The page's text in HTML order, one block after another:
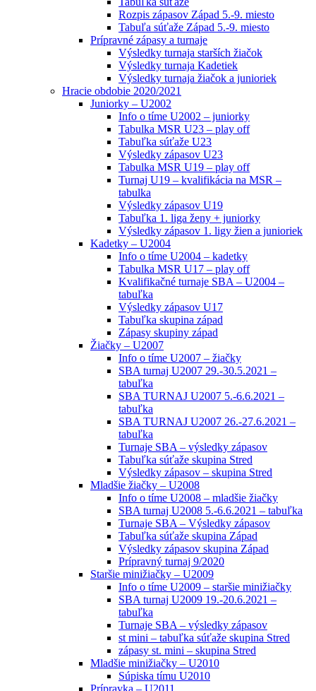
Rozpis zápasov Západ 5.-9. miesto
Tabuľa súťaže Západ 5.-9. miesto
Prípravné zápasy a turnaje
Výsledky turnaja starších žiačok
Výsledky turnaja Kadetiek
Výsledky turnaja žiačok a junioriek
Hracie obdobie 2020/2021
Juniorky – U2002
Info o tíme U2002 – juniorky
Tabulka MSR U23 – play off
Tabuľka súťaže U23
Výsledky zápasov U23
Tabulka MSR U19 – play off
Turnaj U19 – kvalifikácia na MSR –
tabulka
Výsledky zápasov U19
Tabuľka 1. liga ženy + juniorky
Výsledky zápasov 1. ligy žien a junioriek
Kadetky – U2004
Info o tíme U2004 – kadetky
Tabulka MSR U17 – play off
Kvalifikačné turnaje SBA – U2004 –
tabuľka
Výsledky zápasov U17
Tabuľka skupina západ
Zápasy skupiny západ
Žiačky – U2007
Info o tíme U2007 – žiačky
SBA turnaj U2007 29.-30.5.2021 –
tabuľka
SBA TURNAJ U2007 5.-6.6.2021 –
tabuľka
SBA TURNAJ U2007 26.-27.6.2021 –
tabuľka
Turnaje SBA – výsledky zápasov
Tabuľka súťaže skupina Stred
Výsledky zápasov – skupina Stred
Mladšie žiačky – U2008
Info o tíme U2008 – mladšie žiačky
SBA turnaj U2008 5.-6.6.2021 – tabuľka
Turnaje SBA – Výsledky zápasov
Tabuľka súťaže skupina Západ
Výsledky zápasov skupina Západ
Prípravný turnaj 9/2020
Staršie minižiačky – U2009
Info o tíme U2009 – staršie minižiačky
SBA turnaj U2009 19.-20.6.2021 –
tabuľka
Turnaje SBA – výsledky zápasov
st mini – tabuľka súťaže skupina Stred
zápasy st. mini – skupina Stred
Mladšie minižiačky – U2010
Súpiska tímu U2010
Prípravka – U2011